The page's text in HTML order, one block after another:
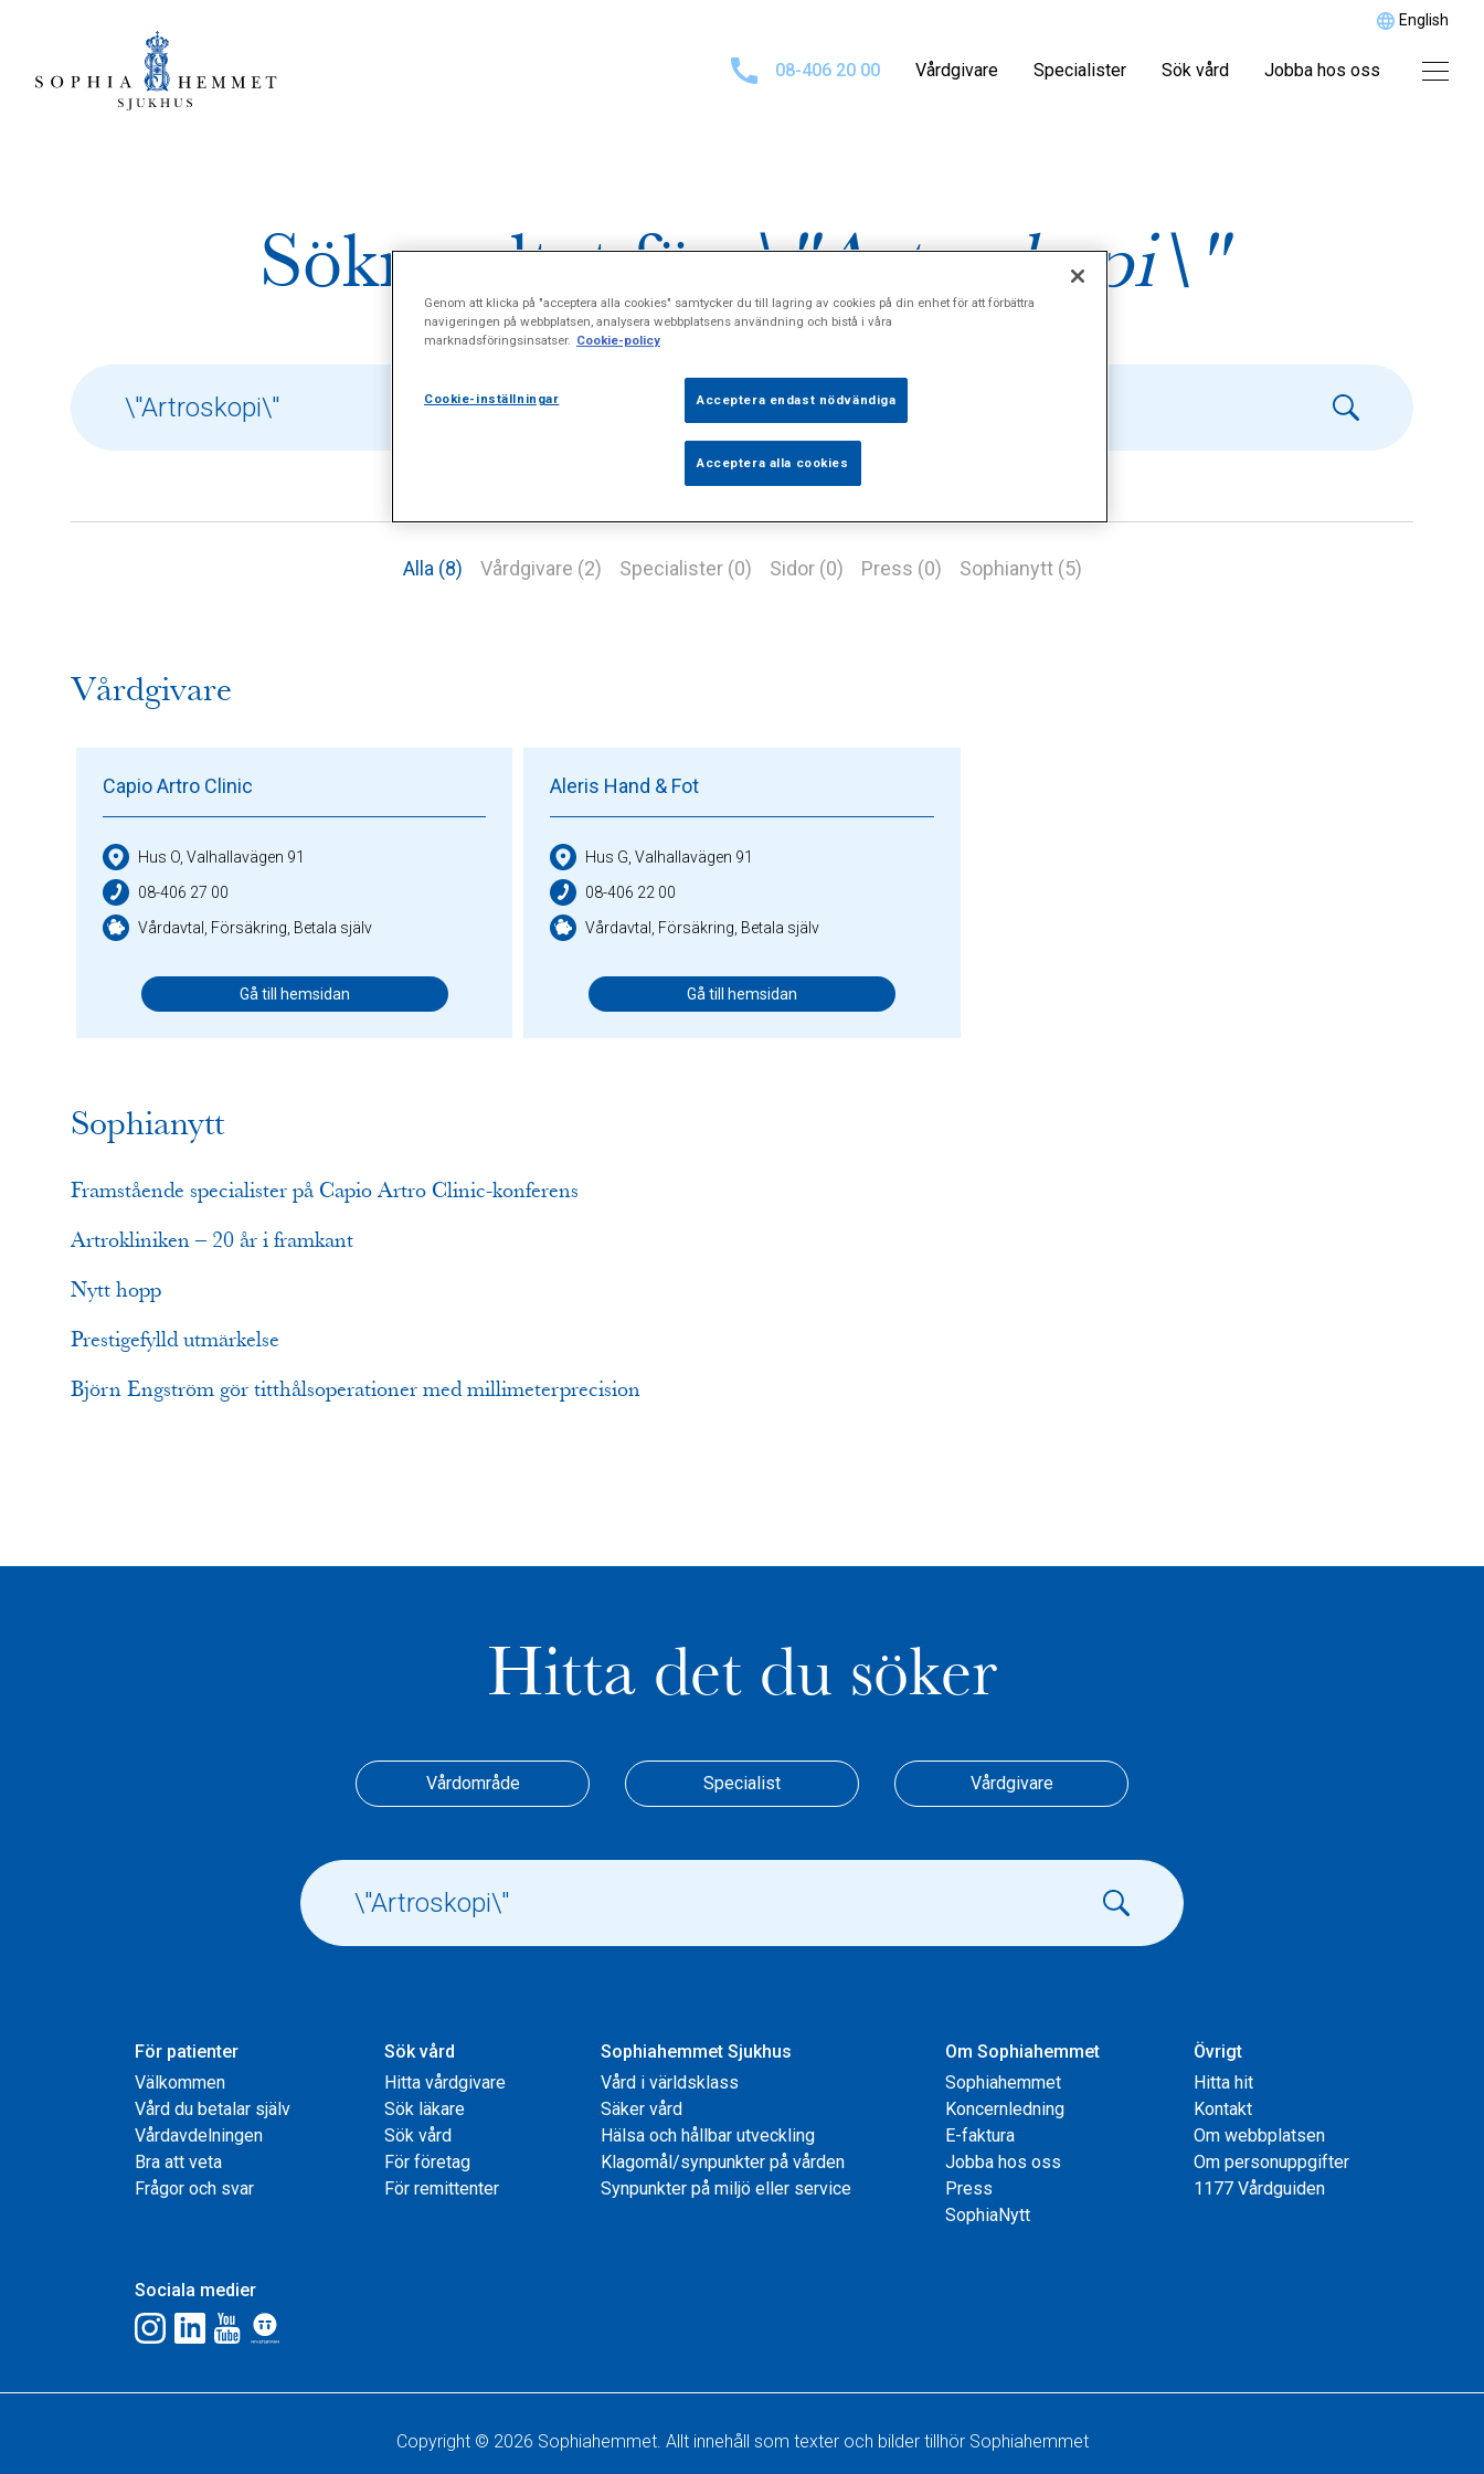
English
08-406 20 00 Vårdgivare Specialister Sök vård Jobba hos oss
Sökresultat för\"Artroskopi\"
Alla (8) Vårdgivare (2) Specialister (0) Sidor (0) Press (0) Sophianytt (5)
Vårdgivare
Capio Artro Clinic
Hus O, Valhallavägen 91
08-406 27 00
Vårdavtal, Försäkring, Betala själv
Gå till hemsidan
Aleris Hand & Fot
Hus G, Valhallavägen 91
08-406 22 00
Vårdavtal, Försäkring, Betala själv
Gå till hemsidan
Sophianytt
Framstående specialister på Capio Artro Clinic-konferens
Artrokliniken – 20 år i framkant
Nytt hopp
Prestigefylld utmärkelse
Björn Engström gör titthålsoperationer med millimeterprecision
Hitta det du söker
Vårdområde Specialist Vårdgivare
För patienter
Välkommen
Vård du betalar själv
Vårdavdelningen
Bra att veta
Frågor och svar
Sök vård
Hitta vårdgivare
Sök läkare
Sök vård
För företag
För remittenter
Sophiahemmet Sjukhus
Vård i världsklass
Säker vård
Hälsa och hållbar utveckling
Klagomål/synpunkter på vården
Synpunkter på miljö eller service
Om Sophiahemmet
Sophiahemmet
Koncernledning
E-faktura
Jobba hos oss
Press
SophiaNytt
Övrigt
Hitta hit
Kontakt
Om webbplatsen
Om personuppgifter
1177 Vårdguiden
Sociala medier
Copyright © 2026 Sophiahemmet. Allt innehåll som texter och bilder tillhör Sophiahemmet
Genom att klicka på "acceptera alla cookies" samtycker du till lagring av cookies på din enhet för att förbättra
navigeringen på webbplatsen, analysera webbplatsens användning och bistå i våra
marknadsföringsinsatser. Cookie-policy
Cookie-inställningar Acceptera endast nödvändiga
Acceptera alla cookies